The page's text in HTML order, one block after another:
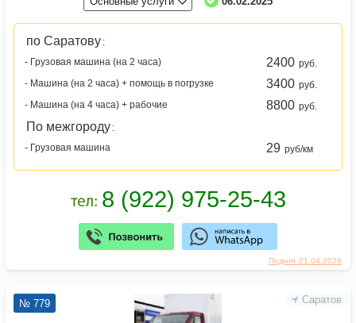
Поднят 21.04.2026
по Саратову :
- Грузовая машина (на 2 часа)
2400 руб.
- Машина (на 2 часа) + помощь в погрузке
3400 руб.
- Машина (на 4 часа) + рабочие
8800 руб.
По межгороду :
- Грузовая машина
29 руб/км
Саратов
№ 779